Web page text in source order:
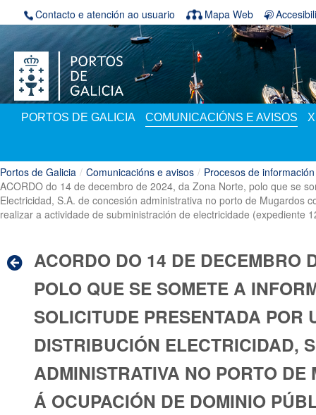
Volver ao contido
Contacto e atención ao usuario Mapa Web
PORTOS DE GALICIA COMUNICACIÓNS E AVISOS
Portos de Galicia / Comunicacións e avisos / Procesos de
ACORDO do 14 de decembro de 2024, da Zona Norte, polo que se
Electricidad, S.A. de concesión administrativa no porto de Mugardos
realizar a actividade de subministración de electricidade (expediente
ACORDO DO 14 DE DECEMBRO
POLO QUE SE SOMETE A
SOLICITUDE PRESENTADA POR
DISTRIBUCIÓN ELECTRICIDAD,
ADMINISTRATIVA NO PORTO
Á OCUPACIÓN DE DOMINIO